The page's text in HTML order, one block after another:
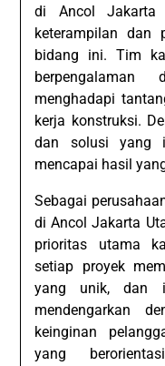
di Ancol Jakarta
keterampilan dan
bidang ini. Tim
menghadapi
kerja konstruksi.
dan solusi yang
mencapai hasil
Sebagai
di Ancol Jakarta
prioritas utama
setiap proyek
yang unik, dan
mendengarkan
keinginan
yang